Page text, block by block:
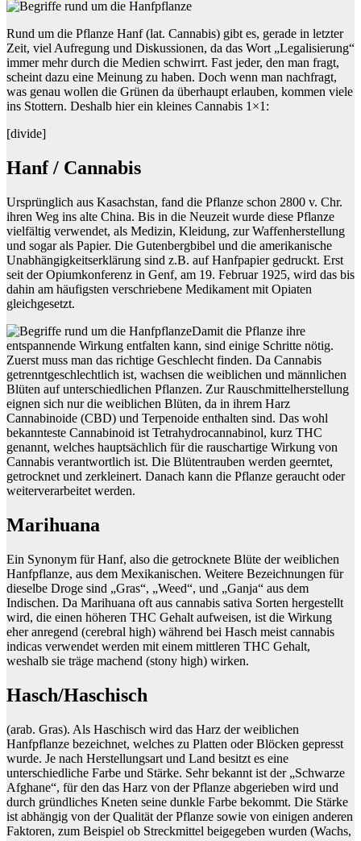
Rund um die Pflanze Hanf (lat. Cannabis) gibt es, gerade in letzter
Zeit, viel Aufregung und Diskussionen, da das Wort „Legalisierung“
immer mehr durch die Medien schwirrt. Fast jeder, den man fragt,
scheint dazu eine Meinung zu haben. Doch wenn man nachfragt,
was genau wollen die Grünen da überhaupt erlauben, kommen viele
ins Stottern. Deshalb hier ein kleines Cannabis 1×1:
[divide]
Hanf / Cannabis
Ursprünglich aus Kasachstan, fand die Pflanze schon 2800 v. Chr.
ihren Weg ins alte China. Bis in die Neuzeit wurde diese Pflanze
vielfältig verwendet, als Medizin, Kleidung, zur Waffenherstellung
und sogar als Papier. Die Gutenbergbibel und die amerikanische
Unabhängigkeitserklärung sind z.B. auf Hanfpapier gedruckt. Erst
seit der Opiumkonferenz in Genf, am 19. Februar 1925, wird das bis
dahin am häufigsten verschriebene Medikament mit Opiaten
gleichgesetzt.
Damit die Pflanze ihre
entspannende Wirkung entfalten kann, sind einige Schritte nötig.
Zuerst muss man das richtige Geschlecht finden. Da Cannabis
getrenntgeschlechtlich ist, wachsen die weiblichen und männlichen
Blüten auf unterschiedlichen Pflanzen. Zur Rauschmittelherstellung
eignen sich nur die weiblichen Blüten, da in ihrem Harz
Cannabinoide (CBD) und Terpenoide enthalten sind. Das wohl
bekannteste Cannabinoid ist Tetrahydrocannabinol, kurz THC
genannt, welches hauptsächlich für die rauschartige Wirkung von
Cannabis verantwortlich ist. Die Blütentrauben werden geerntet,
getrocknet und zerkleinert. Danach kann die Pflanze geraucht oder
weiterverarbeitet werden.
Marihuana
Ein Synonym für Hanf, also die getrocknete Blüte der weiblichen
Hanfpflanze, aus dem Mexikanischen. Weitere Bezeichnungen für
dieselbe Droge sind „Gras“, „Weed“, und „Ganja“ aus dem
Indischen. Da Marihuana oft aus cannabis sativa Sorten hergestellt
wird, die einen höheren THC Gehalt aufweisen, ist die Wirkung
eher anregend (cerebral high) während bei Hasch meist cannabis
indicas verwendet werden mit einem mittleren THC Gehalt,
weshalb sie träge machend (stony high) wirken.
Hasch/Haschisch
(arab. Gras). Als Haschisch wird das Harz der weiblichen
Hanfpflanze bezeichnet, welches zu Platten oder Blöcken gepresst
wurde. Je nach Herstellungsart und Land besitzt es eine
unterschiedliche Farbe und Stärke. Sehr bekannt ist der „Schwarze
Afghane“, für den das Harz von der Pflanze abgerieben wird und
durch gründliches Kneten seine dunkle Farbe bekommt. Die Stärke
ist abhängig von der Qualität der Pflanze sowie von einigen anderen
Faktoren, zum Beispiel ob Streckmittel beigegeben wurden (Wachs,